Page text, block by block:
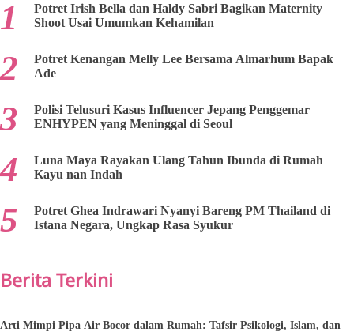
Potret Irish Bella dan Haldy Sabri Bagikan Maternity
Shoot Usai Umumkan Kehamilan
Potret Kenangan Melly Lee Bersama Almarhum Bapak
Ade
Polisi Telusuri Kasus Influencer Jepang Penggemar
ENHYPEN yang Meninggal di Seoul
Luna Maya Rayakan Ulang Tahun Ibunda di Rumah
Kayu nan Indah
Potret Ghea Indrawari Nyanyi Bareng PM Thailand di
Istana Negara, Ungkap Rasa Syukur
Berita Terkini
Arti Mimpi Pipa Air Bocor dalam Rumah: Tafsir Psikologi, Islam, dan